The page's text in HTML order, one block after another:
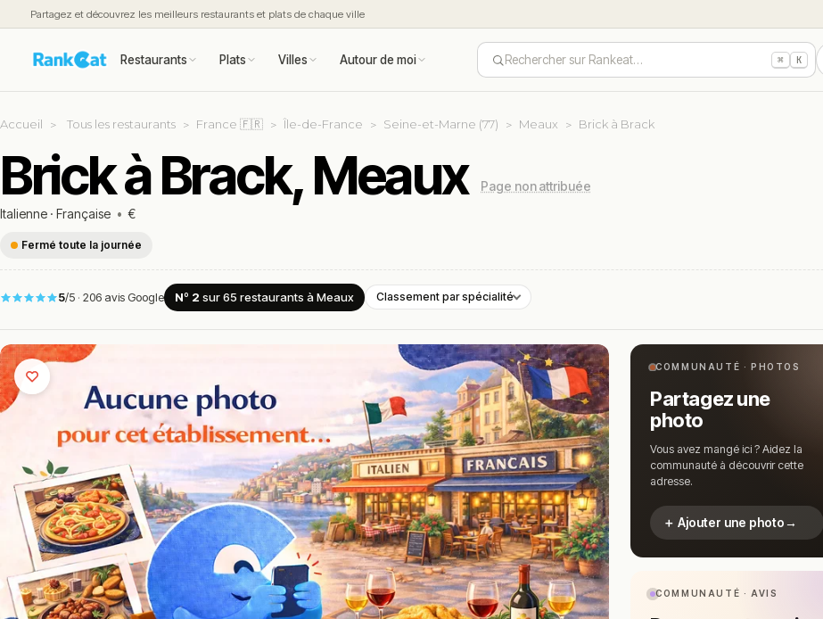
Partagez et découvrez les meilleurs restaurants et plats de chaque ville
Restaurants Plats Villes Autour de moi Rechercher sur Rankeat… ⌘ K
Accueil Tous les restaurants France 🇫🇷 Île-de-France Seine-et-Marne (77) Meaux Brick à Brack
Brick à Brack, Meaux
Page non attribuée
Italienne · Française • €
Fermé toute la journée
5/5 · 206 avis Google Nº 2 sur 65 restaurants à Meaux Classement par spécialité
COMMUNAUTÉ · PHOTOS
Partagez une
photo
Vous avez mangé ici ? Aidez la
communauté à découvrir cette
adresse.
＋ Ajouter une photo→
COMMUNAUTÉ · AVIS